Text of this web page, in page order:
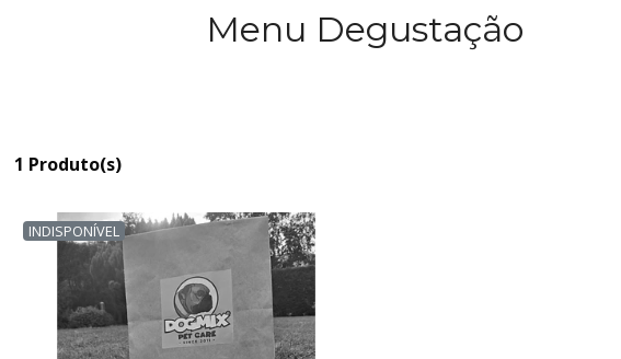
Menu Degustação
1 Produto(s)
INDISPONÍVEL